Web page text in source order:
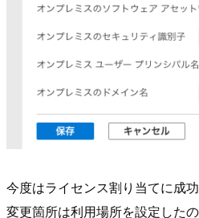
今度はライセンス割り当てに成功
変更箇所は利用場所を設定した